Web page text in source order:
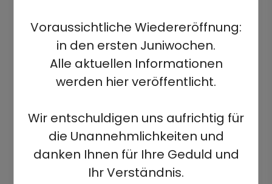
Voraussichtliche Wiedereröffnung:
in den ersten Juniwochen.
Alle aktuellen Informationen
werden hier veröffentlicht.
Wir entschuldigen uns aufrichtig für
die Unannehmlichkeiten und
danken Ihnen für Ihre Geduld und
Ihr Verständnis.